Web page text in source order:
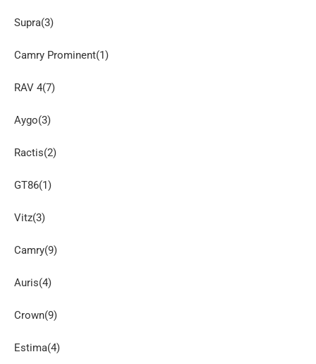
Supra(3)
Camry Prominent(1)
RAV 4(7)
Aygo(3)
Ractis(2)
GT86(1)
Vitz(3)
Camry(9)
Auris(4)
Crown(9)
Estima(4)